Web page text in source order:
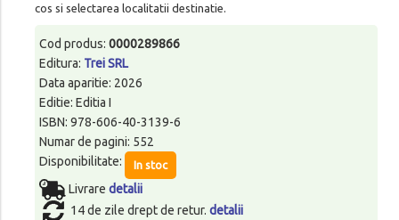
cos si selectarea localitatii destinatie.
Cod produs: 0000289866
Editura: Trei SRL
Data aparitie: 2026
Editie: Editia I
ISBN: 978-606-40-3139-6
Numar de pagini: 552
Disponibilitate:
In stoc
Livrare detalii
14 de zile drept de retur. detalii